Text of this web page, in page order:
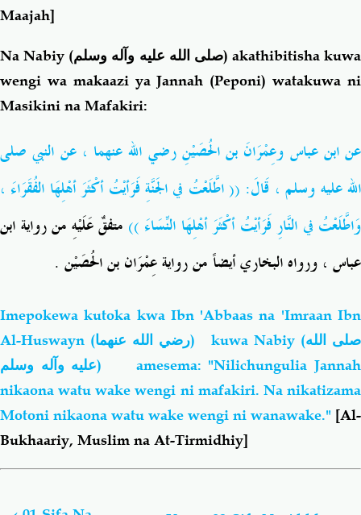
Maajah]
Na Nabiy (صلى الله عليه وآله وسلم) akathibitisha kuwa
wengi wa makaazi ya Jannah (Peponi) watakuwa ni
Masikini na Mafakiri:
عن ابن عباس وعِمْرَانَ بن الحُصَيْنِ رضي الله عنهما ، عن النبي صلى
الله عليه وسلم، قَالَ: (( اطَّلَعْتُ في الجَنَّةِ فَرَأيْتُ أكْثَرَ أهْلِهَا الفُقَرَاءَ ،
وَاطَّلَعْتُ في النَّارِ فَرَأيْتُ أكْثَرَ أهْلِهَا النِّسَاءَ )) متفقٌ عَلَيْهِ من رواية ابن
عباس ، ورواه البخاري أيضاً من رواية عِمْرَان بن الحُصَيْن .
Imepokewa kutoka kwa Ibn 'Abbaas na 'Imraan Ibn
Al-Huswayn
(رضي الله عنهما) kuwa Nabiy (صلى الله
عليه وآله وسلم) amesema: "Nilichungulia Jannah
nikaona watu wake wengi ni mafakiri. Na nikatizama
Motoni nikaona watu wake wengi ni wanawake." [Al-
Bukhaariy, Muslim na At-Tirmidhiy]